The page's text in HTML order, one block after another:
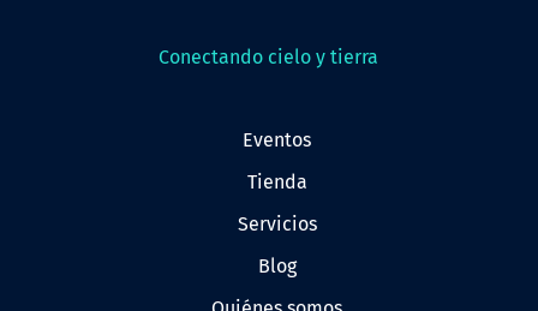
Conectando cielo y tierra
eventos
tienda
servicios
blog